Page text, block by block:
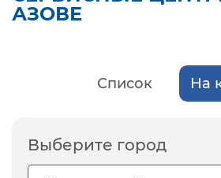
АЗОВЕ
Список На
Выберите город